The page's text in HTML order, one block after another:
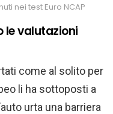
nei test Euro NCAP
le valutazioni
come al solito per
li ha sottoposti a
urta una barriera